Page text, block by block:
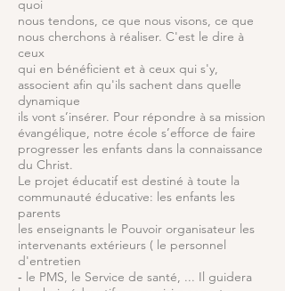
quoi
nous tendons, ce que nous visons, ce que
nous cherchons à réaliser. C'est le dire à
ceux
qui en bénéficient et à ceux qui s'y,
associent afin qu'ils sachent dans quelle
dynamique
ils vont s’insérer. Pour répondre à sa mission
évangélique, notre école s’efforce de faire
progresser les enfants dans la connaissance
du Christ.
Le projet éducatif est destiné à toute la
communauté éducative: les enfants les
parents
les enseignants le Pouvoir organisateur les
intervenants extérieurs ( le personnel
d'entretien
‑ le PMS, le Service de santé, ... Il guidera